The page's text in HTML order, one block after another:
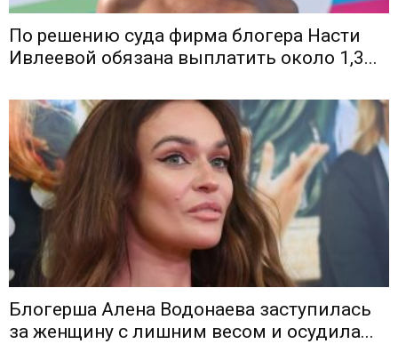
По решению суда фирма блогера Насти
Ивлеевой обязана выплатить около 1,3...
Блогерша Алена Водонаева заступилась
за женщину с лишним весом и осудила...